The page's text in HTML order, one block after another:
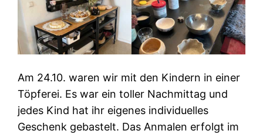
Am 24.10. waren wir mit den Kindern in einer
Töpferei. Es war ein toller Nachmittag und
jedes Kind hat ihr eigenes individuelles
Geschenk gebastelt. Das Anmalen erfolgt im